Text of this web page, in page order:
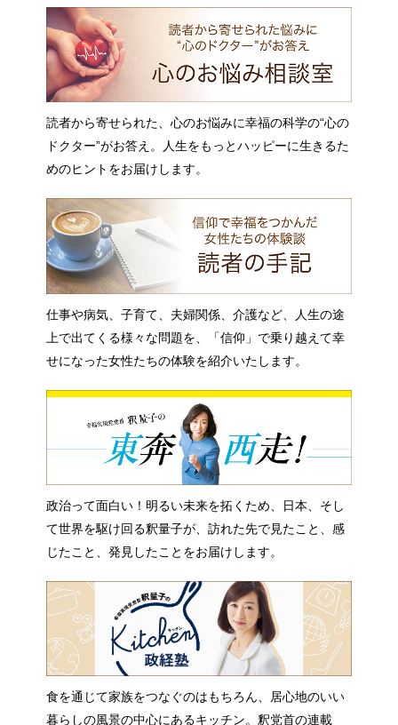
読者から寄せられた、心のお悩みに幸福の科学の“心の
ドクター”がお答え。人生をもっとハッピーに生きるた
めのヒントをお届けします。
仕事や病気、子育て、夫婦関係、介護など、人生の途
上で出てくる様々な問題を、「信仰」で乗り越えて幸
せになった女性たちの体験を紹介いたします。
政治って面白い！明るい未来を拓くため、日本、そし
て世界を駆け回る釈量子が、訪れた先で見たこと、感
じたこと、発見したことをお届けします。
食を通じて家族をつなぐのはもちろん、居心地のいい
暮らしの風景の中心にあるキッチン。釈党首の連載